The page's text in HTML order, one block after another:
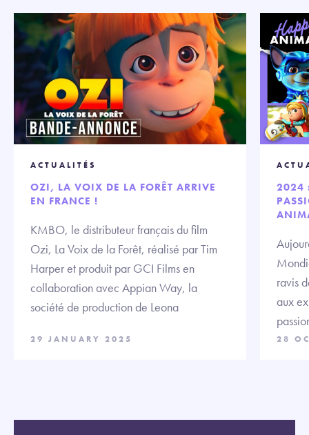
ACTUALITÉS
OZI, LA VOIX DE LA FORÊT ARRIVE
EN FRANCE !
KMBO, le distributeur français du film
Ozi, La Voix de la Forêt, réalisé par Tim
Harper et produit par GCI Films en
collaboration avec Appian Way, la
société de production de Leona
29 JANUARY 2025
2024
ravis
aux
28